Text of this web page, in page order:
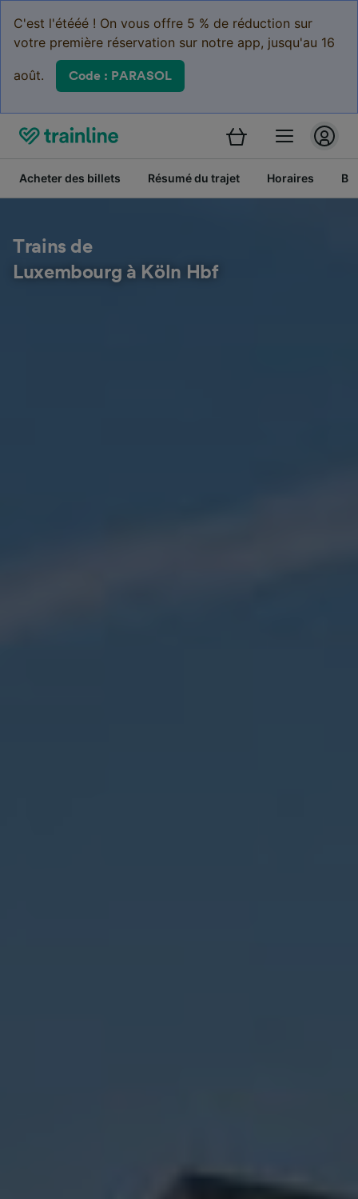
C'est l'étééé ! On vous offre 5 % de réduction sur
votre première réservation sur notre app, jusqu'au 16
août. Code : PARASOL
Acheter des billets Résumé du trajet Horaires
Trains de
Luxembourg à Köln Hbf